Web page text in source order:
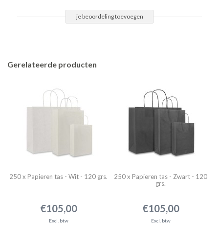
je beoordeling toevoegen
Gerelateerde producten
250 x Papieren tas - Wit - 120 grs.
€105,00
Excl. btw
250 x Papieren tas - Zwart - 120
grs.
€105,00
Excl. btw